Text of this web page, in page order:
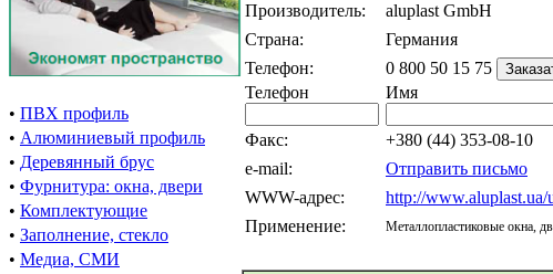
• ПВХ профиль
• Алюминиевый профиль
• Деревянный брус
• Фурнитура: окна, двери
• Комплектующие
• Заполнение, стекло
• Медиа, СМИ
Производитель:
Страна:
Телефон:
Телефон
Факс:
e-mail:
WWW-адрес:
Применение:
aluplast GmbH
Германия
0 800 50 15 75
Имя
+380 (44) 353-08-10
Отправить письмо
http://www.aluplast.ua/
Металлопластиковые окна,